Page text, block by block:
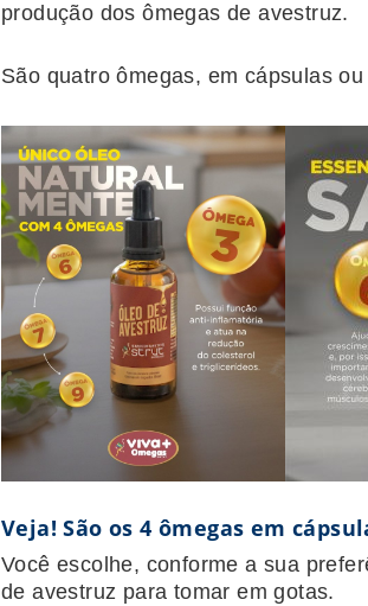
produção dos ômegas de avestruz.
São quatro ômegas, em cápsulas
Veja! São os 4 ômegas em
Você escolhe, conforme a sua
de avestruz para tomar em gotas.